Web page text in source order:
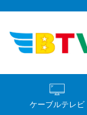
ケーブルテレビ